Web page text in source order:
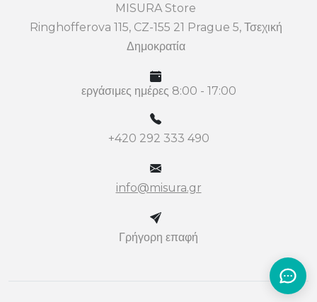
MISURA Store
Ringhofferova 115, CZ-155 21 Prague 5, Τσεχική
Δημοκρατία
εργάσιμες ημέρες 8:00 - 17:00
+420 292 333 490
info@misura.gr
Γρήγορη επαφή